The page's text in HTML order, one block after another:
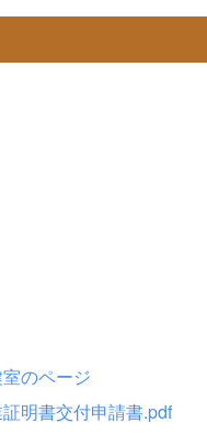
のページ
明書交付申請書.pdf